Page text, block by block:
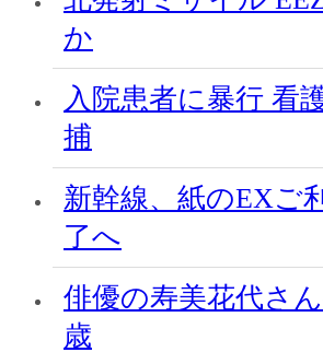
か
入院患者に暴行 看
捕
新幹線、紙のEXご
了へ
俳優の寿美花代さ
歳